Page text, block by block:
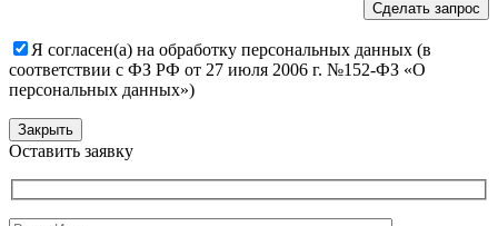
Я согласен(а) на обработку персональных данных (в
соответствии с ФЗ РФ от 27 июля 2006 г. №152-ФЗ «О
персональных данных»)
Закрыть
Оставить заявку